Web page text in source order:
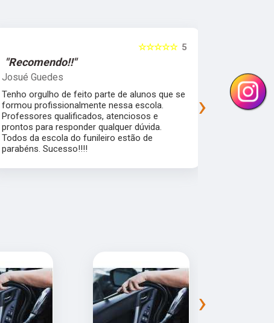
5
☆☆☆☆☆
"Recomendo!!"
Josué Guedes
Tenho orgulho de feito parte de alunos que se
formou profissionalmente nessa escola.
Professores qualificados, atenciosos e
prontos para responder qualquer dúvida.
Todos da escola do funileiro estão de
parabéns. Sucesso!!!!
samira
Uma
que
›
›